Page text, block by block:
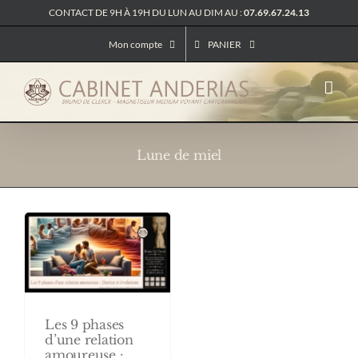
au
CONTACT DE 9H À 19H DU LUN AU DIM AU :07.69.67.24.13
Mon compte PANIER
Lune de miel
Les 9 phases
d’une relation